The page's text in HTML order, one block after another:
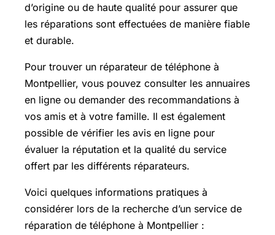
d’origine ou de haute qualité pour assurer que
les réparations sont effectuées de manière fiable
et durable.
Pour trouver un réparateur de téléphone à
Montpellier, vous pouvez consulter les annuaires
en ligne ou demander des recommandations à
vos amis et à votre famille. Il est également
possible de vérifier les avis en ligne pour
évaluer la réputation et la qualité du service
offert par les différents réparateurs.
Voici quelques informations pratiques à
considérer lors de la recherche d’un service de
réparation de téléphone à Montpellier :